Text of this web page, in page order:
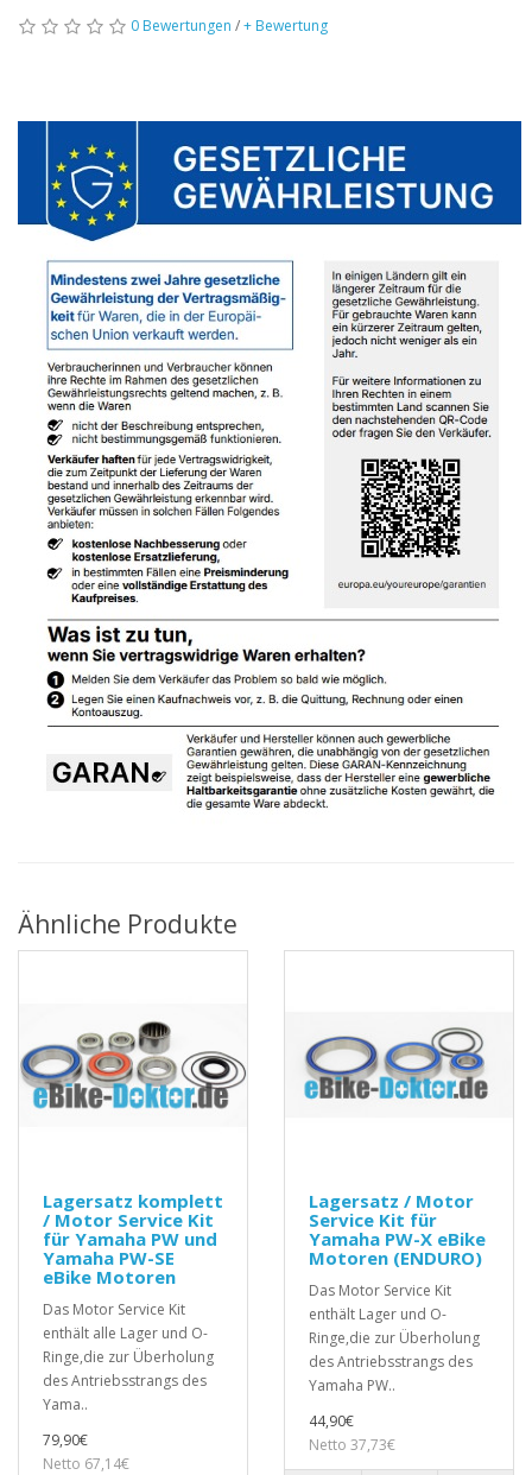
0 Bewertungen /+ Bewertung
Ähnliche Produkte
Lagersatz komplett
/ Motor Service Kit
für Yamaha PW und
Yamaha PW-SE
eBike Motoren
Das Motor Service Kit
enthält alle Lager und O-
Ringe,die zur Überholung
des Antriebsstrangs des
Yama..
79,90€
Netto 67,14€
Lagersatz / Motor
Service Kit für
Yamaha PW-X eBike
Motoren (ENDURO)
Das Motor Service Kit
enthält Lager und O-
Ringe,die zur Überholung
des Antriebsstrangs des
Yamaha PW..
44,90€
Netto 37,73€